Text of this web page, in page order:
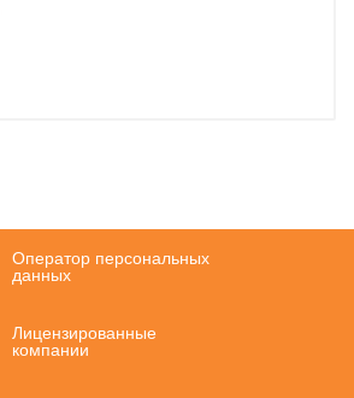
Оператор персональных
данных
Лицензированные
компании